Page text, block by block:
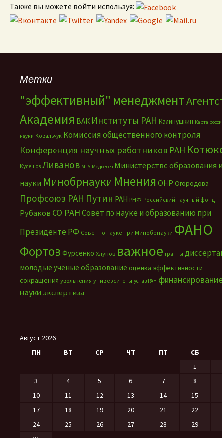
Также вы можете войти используя:
Метки
"эффективный" менеджмент
Академия ВАК Институты РАН Калинушкин Карта
науки Ковальчук Комиссия общественного контроля
Конференция научных работников РАН
Кулешов Ливанов МГУ Медведев Министерство образования и
науки Минобрнауки Мнения ОНР Огородова
Профсоюз РАН Путин РАН РНФ Российский научный фонд
Рубаков СО РАНСовет по науке и образованию при
Президенте РФ Совет по науке при Минобрнауки ФАНО
Фортов Фурсенко Хлунов важное гранты
молодые учёные образование оценка эффективности
сокращения увольнения университеты устав РАН финансирование
науки экспертиза
Август 2026
ПН
ВТ СР ЧТ ПТ СБ
1
3
4 5 6 7
8
10
11 12 13 14
15
17
18 19 20 21
22
24
25 26 27 28
29